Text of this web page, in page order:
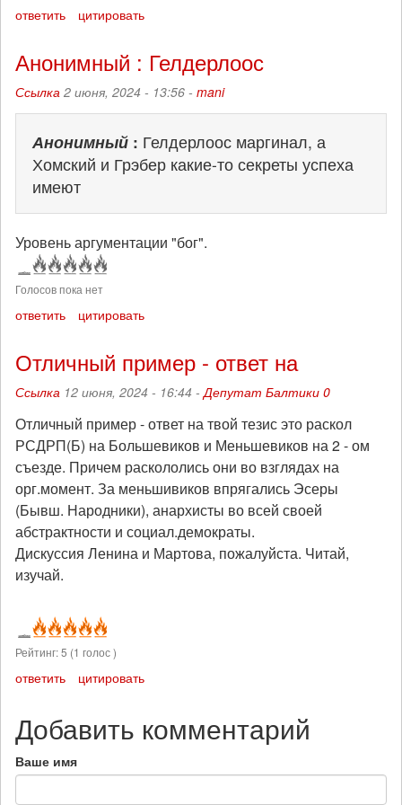
ответить цитировать
Анонимный : Гелдерлоос
Ссылка 2 июня, 2024 - 13:56 - mani
Анонимный: Гелдерлоос маргинал, а
Хомский и Грэбер какие-то секреты успеха
имеют
Уровень аргументации "бог".
Голосов пока нет
ответить цитировать
Отличный пример - ответ на
Ссылка 12 июня, 2024 - 16:44 -Депутат Балтики 0
Отличный пример - ответ на твой тезис это раскол
РСДРП(Б) на Большевиков и Меньшевиков на 2 - ом
съезде. Причем раскололись они во взглядах на
орг.момент. За меньшивиков впрягались Эсеры
(Бывш. Народники), анархисты во всей своей
абстрактности и социал.демократы.
Дискуссия Ленина и Мартова, пожалуйста. Читай,
изучай.
Рейтинг:5 (1 голос )
ответить цитировать
Добавить комментарий
Ваше имя